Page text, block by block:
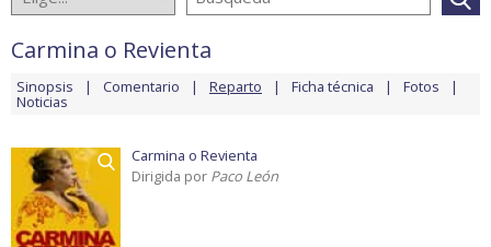
Carmina o Revienta
Sinopsis Comentario Reparto Ficha técnica Fotos
Noticias
Carmina o Revienta
Dirigida por Paco León